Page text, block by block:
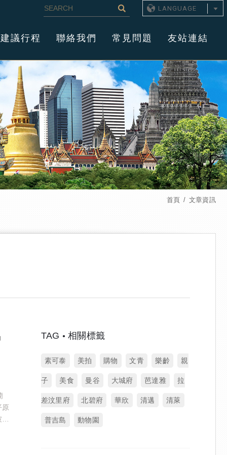
LANGUAGE
建議行程 聯絡我們 常見問題 友站連結
首頁 文章資訊
原
TAG 相關標籤
素可泰 美拍 購物 文青 樂齡 親
子 美食 曼谷 大城府 芭達雅 拉
差汶里府 北碧府 華欣 清邁 清萊
普吉島 動物園